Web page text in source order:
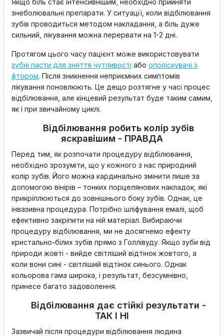
Якщо біль стає інтенсивнішим, необхідно прийняти
знеболювальні препарати. У ситуації, коли відбілювання
зубів проводиться методом накладання, а біль дуже
сильний, лікування можна перервати на 1-2 дні.
Протягом цього часу пацієнт може використовувати
зубні пасти для зняття чутливості або ополіскувачі з
фтором. Після зникнення неприємних симптомів
лікування поновлюють. Це дещо розтягне у часі процес
відбілювання, але кінцевий результат буде таким самим,
як і при звичайному циклі.
Відбілювання робить колір зубів
яскравішим - ПРАВДА
Перед тим, як розпочати процедуру відбілювання,
необхідно зрозуміти, що у кожного з нас природний
колір зубів. Його можна кардинально змінити лише за
допомогою вінірів – тонких порцелянових накладок, які
прикріплюються до зовнішнього боку зубів. Однак, це
інвазивна процедура. Потрібно шліфування емалі, щоб
ефективно закріпити на ній матеріал. Вибираючи
процедуру відбілювання, ми не досягнемо ефекту
кристально-білих зубів прямо з Голлівуду. Якщо зуби від
природи жовті - вийде світліший відтінок жовтого, а
коли вони сині - світліший відтінок синього. Однак
кольорова гама широка, і результат, безсумнівно,
принесе багато задоволення.
Відбілювання дає стійкі результати -
ТАК І НІ
Зазвичай після процедури відбілювання людина